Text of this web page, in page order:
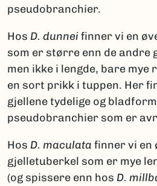
pseudobranchier.
Hos D. dunneifinner vi en
som er større enn de andre
men ikke i lengde, bare mye
en sort prikk i tuppen. Her
gjellene tydelige og
pseudobranchier som er
Hos D. maculata finner vi en
gjelletuberkel som er mye
(og spissere enn hos D.